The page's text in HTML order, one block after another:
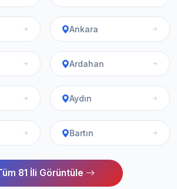
Ankara
Ardahan
Aydın
Bartın
81 İli Görüntüle